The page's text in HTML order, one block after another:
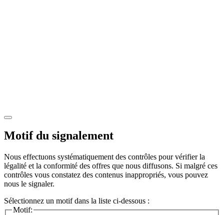
Motif du signalement
Nous effectuons systématiquement des contrôles pour vérifier la
légalité et la conformité des offres que nous diffusons. Si malgré ces
contrôles vous constatez des contenus inappropriés, vous pouvez
nous le signaler.
Sélectionnez un motif dans la liste ci-dessous :
Motif: